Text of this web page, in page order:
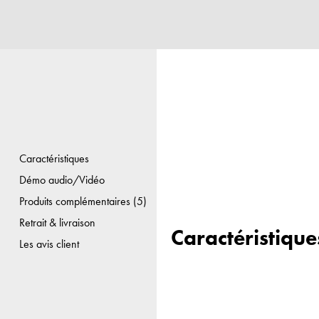
Caractéristiques
Démo audio/Vidéo
Produits complémentaires (5)
Retrait & livraison
Les avis client